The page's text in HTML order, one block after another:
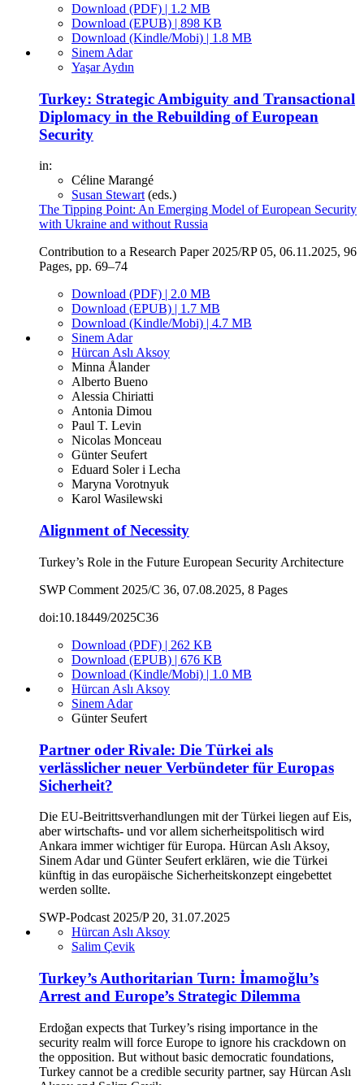
Download (PDF) | 1.2 MB
Download (EPUB) | 898 KB
Download (Kindle/Mobi) | 1.8 MB
Sinem Adar
Yaşar Aydın
Turkey: Strategic Ambiguity and Transactional
Diplomacy in the Rebuilding of European
Security
in:
Céline Marangé
Susan Stewart (eds.)
The Tipping Point: An Emerging Model of European Security
with Ukraine and without Russia
Contribution to a Research Paper 2025/RP 05, 06.11.2025, 96
Pages, pp. 69–74
Download (PDF) | 2.0 MB
Download (EPUB) | 1.7 MB
Download (Kindle/Mobi) | 4.7 MB
Sinem Adar
Hürcan Aslı Aksoy
Minna Ålander
Alberto Bueno
Alessia Chiriatti
Antonia Dimou
Paul T. Levin
Nicolas Monceau
Günter Seufert
Eduard Soler i Lecha
Maryna Vorotnyuk
Karol Wasilewski
Alignment of Necessity
Turkey’s Role in the Future European Security Architecture
SWP Comment 2025/C 36, 07.08.2025, 8 Pages
doi:10.18449/2025C36
Download (PDF) | 262 KB
Download (EPUB) | 676 KB
Download (Kindle/Mobi) | 1.0 MB
Hürcan Aslı Aksoy
Sinem Adar
Günter Seufert
Partner oder Rivale: Die Türkei als
verlässlicher neuer Verbündeter für Europas
Sicherheit?
Die EU-Beitrittsverhandlungen mit der Türkei liegen auf Eis,
aber wirtschafts- und vor allem sicherheitspolitisch wird
Ankara immer wichtiger für Europa. Hürcan Aslı Aksoy,
Sinem Adar und Günter Seufert erklären, wie die Türkei
künftig in das europäische Sicherheitskonzept eingebettet
werden sollte.
SWP-Podcast 2025/P 20, 31.07.2025
Hürcan Aslı Aksoy
Salim Çevik
Turkey’s Authoritarian Turn: İmamoğlu’s
Arrest and Europe’s Strategic Dilemma
Erdoğan expects that Turkey’s rising importance in the
security realm will force Europe to ignore his crackdown on
the opposition. But without basic democratic foundations,
Turkey cannot be a credible security partner, say Hürcan Aslı